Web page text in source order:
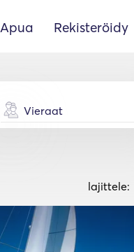
Apua Rekisteröidy
Vieraat
lajittele: